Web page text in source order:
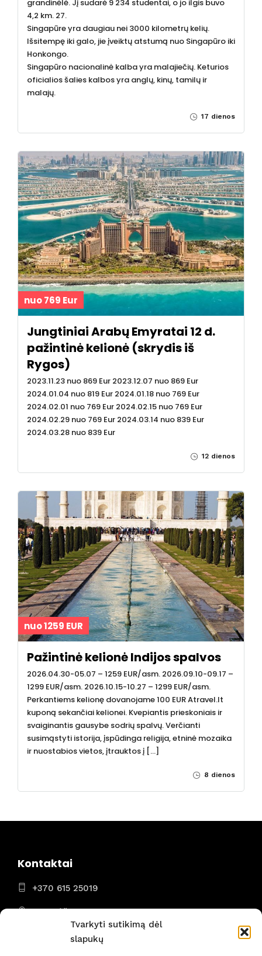
Tvarkyti sutikimą dėl
slapukų
grandinėlė. Jį sudarė 9 234 studentai, o jo ilgis buvo
4,2 km. 27.
Singapūre yra daugiau nei 3000 kilometrų kelių.
Išsitempę iki galo, jie įveiktų atstumą nuo Singapūro iki
Honkongo.
Singapūro nacionalinė kalba yra malajiečių. Keturios
oficialios šalies kalbos yra anglų, kinų, tamilų ir
malajų.
17 dienos
nuo 769 Eur
Jungtiniai Arabų Emyratai 12 d.
pažintinė kelionė (skrydis iš
Rygos)
2023.11.23 nuo 869 Eur 2023.12.07 nuo 869 Eur
2024.01.04 nuo 819 Eur 2024.01.18 nuo 769 Eur
2024.02.01 nuo 769 Eur 2024.02.15 nuo 769 Eur
2024.02.29 nuo 769 Eur 2024.03.14 nuo 839 Eur
2024.03.28 nuo 839 Eur
12 dienos
nuo 1259 EUR
Pažintinė kelionė Indijos spalvos
2026.04.30-05.07 – 1259 EUR/asm. 2026.09.10-09.17 –
1299 EUR/asm. 2026.10.15-10.27 – 1299 EUR/asm.
Perkantiems kelionę dovanojame 100 EUR Atravel.lt
kuponą sekančiai kelionei. Kvepiantis prieskoniais ir
svaiginantis gausybe sodrių spalvų. Verčianti
susimąstyti istorija, įspūdinga religija, etninė mozaika
ir nuostabios vietos, įtrauktos į […]
8 dienos
Kontaktai
+370 615 25019
Panevėžys
I - VII 8:00 - 22:00